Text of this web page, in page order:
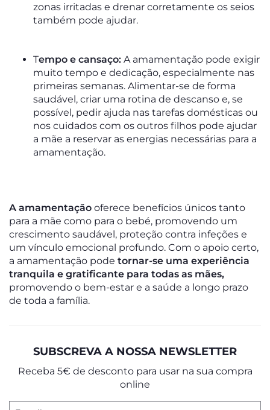
zonas irritadas e drenar corretamente os seios
também pode ajudar.
Tempo e cansaço: A amamentação pode exigir
muito tempo e dedicação, especialmente nas
primeiras semanas. Alimentar-se de forma
saudável, criar uma rotina de descanso e, se
possível, pedir ajuda nas tarefas domésticas ou
nos cuidados com os outros filhos pode ajudar
a mãe a reservar as energias necessárias para a
amamentação.
A amamentação oferece benefícios únicos tanto
para a mãe como para o bebé, promovendo um
crescimento saudável, proteção contra infeções e
um vínculo emocional profundo. Com o apoio certo,
a amamentação pode tornar-se uma experiência
tranquila e gratificante para todas as mães,
promovendo o bem-estar e a saúde a longo prazo
de toda a família.
SUBSCREVA A NOSSA NEWSLETTER
Receba 5€ de desconto para usar na sua compra
online